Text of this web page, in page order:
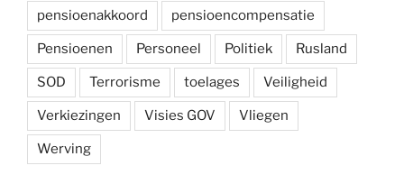
pensioenakkoord pensioencompensatie
Pensioenen Personeel Politiek Rusland
SOD Terrorisme toelages Veiligheid
Verkiezingen Visies GOV Vliegen
Werving